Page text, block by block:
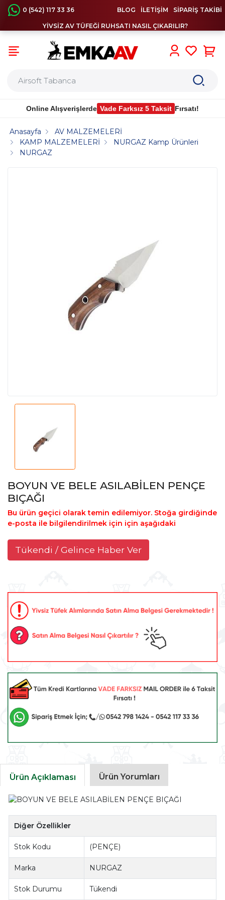
0 (542) 117 33 36 BLOG İLETİŞİM SİPARİŞ TAKİBİ
YİVSİZ AV TÜFEĞİ RUHSATI NASIL ÇIKARILIR?
Online Alışverişlerde Vade Farksız 5 Taksit Fırsatı!
Anasayfa
AV MALZEMELERİ
KAMP MALZEMELERİ
NURGAZ Kamp Ürünleri
NURGAZ
BOYUN VE BELE ASILABİLEN PENÇE
BIÇAĞI
Bu ürün geçici olarak temin edilemiyor. Stoğa girdiğinde
e-posta ile bilgilendirilmek için için aşağıdaki
Tükendi / Gelince Haber Ver
Ürün Açıklaması Ürün Yorumları
Diğer Özellikler
Stok Kodu (PENÇE)
Marka NURGAZ
Stok Durumu Tükendi